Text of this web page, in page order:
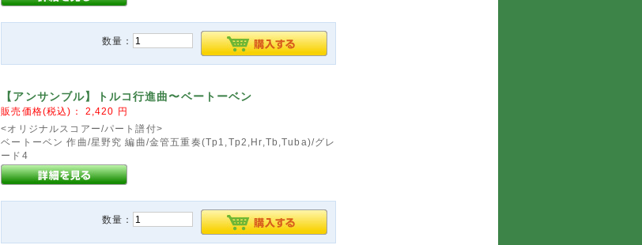
数量：
【アンサンブル】トルコ行進曲〜ベートーベン
販売価格(税込)： 2,420 円
<オリジナルスコアー/パート譜付>
ベートーベン 作曲/星野究 編曲/金管五重奏(Tp1,Tp2,Hr,Tb,Tuba)/グレ
ード4
数量：